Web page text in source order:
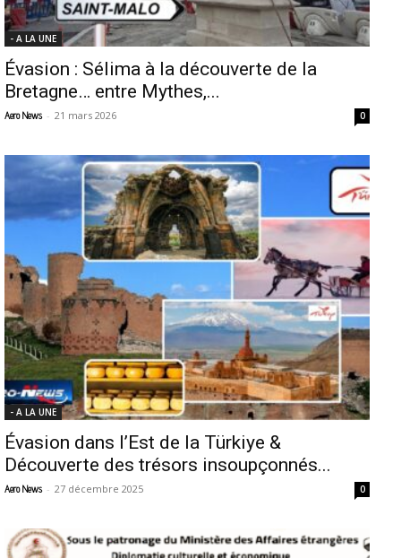
- A LA UNE
Évasion : Sélima à la découverte de la
Bretagne… entre Mythes,...
Aero News - 21 mars 2026 0
- A LA UNE
Évasion dans l’Est de la Türkiye &
Découverte des trésors insoupçonnés...
Aero News - 27 décembre 2025 0